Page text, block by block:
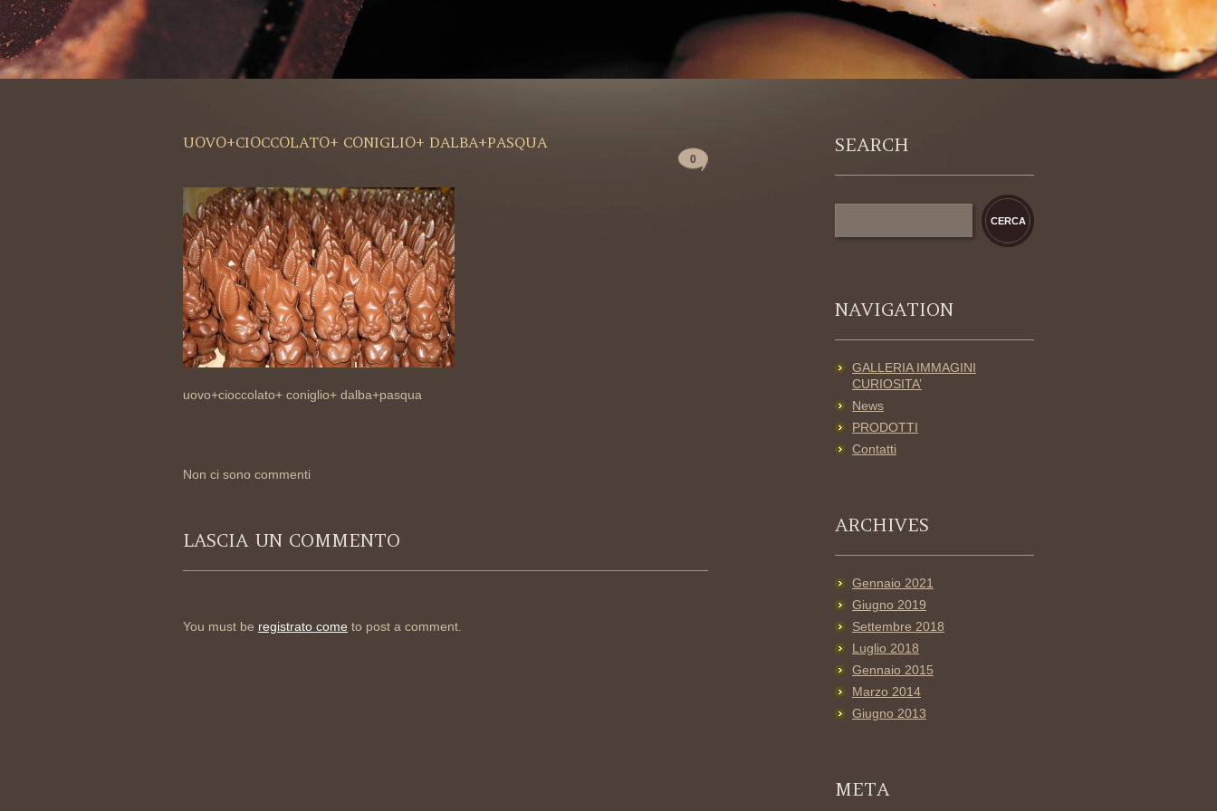
0
UOVO+CIOCCOLATO+ CONIGLIO+ DALBA+PASQUA
uovo+cioccolato+ coniglio+ dalba+pasqua
Non ci sono commenti
LASCIA UN COMMENTO
You must be registrato come to post a comment.
SEARCH
NAVIGATION
GALLERIA IMMAGINI
CURIOSITA’
News
PRODOTTI
Contatti
ARCHIVES
Gennaio 2021
Giugno 2019
Settembre 2018
Luglio 2018
Gennaio 2015
Marzo 2014
Giugno 2013
META